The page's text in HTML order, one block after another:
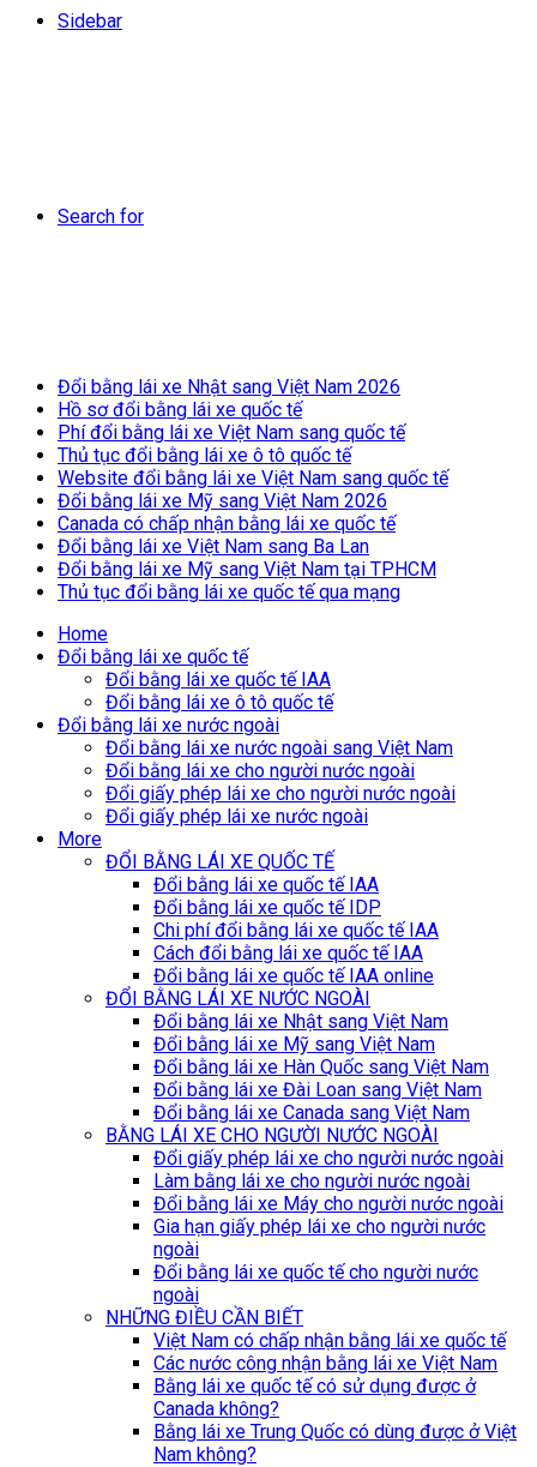
Sidebar
Search for
Đổi bằng lái xe Nhật sang Việt Nam 2026
Hồ sơ đổi bằng lái xe quốc tế
Phí đổi bằng lái xe Việt Nam sang quốc tế
Thủ tục đổi bằng lái xe ô tô quốc tế
Website đổi bằng lái xe Việt Nam sang quốc tế
Đổi bằng lái xe Mỹ sang Việt Nam 2026
Canada có chấp nhận bằng lái xe quốc tế
Đổi bằng lái xe Việt Nam sang Ba Lan
Đổi bằng lái xe Mỹ sang Việt Nam tại TPHCM
Thủ tục đổi bằng lái xe quốc tế qua mạng
Home
Đổi bằng lái xe quốc tế
Đổi bằng lái xe quốc tế IAA
Đổi bằng lái xe ô tô quốc tế
Đổi bằng lái xe nước ngoài
Đổi bằng lái xe nước ngoài sang Việt Nam
Đổi bằng lái xe cho người nước ngoài
Đổi giấy phép lái xe cho người nước ngoài
Đổi giấy phép lái xe nước ngoài
More
ĐỔI BẰNG LÁI XE QUỐC TẾ
Đổi bằng lái xe quốc tế IAA
Đổi bằng lái xe quốc tế IDP
Chi phí đổi bằng lái xe quốc tế IAA
Cách đổi bằng lái xe quốc tế IAA
Đổi bằng lái xe quốc tế IAA online
ĐỔI BẰNG LÁI XE NƯỚC NGOÀI
Đổi bằng lái xe Nhật sang Việt Nam
Đổi bằng lái xe Mỹ sang Việt Nam
Đổi bằng lái xe Hàn Quốc sang Việt Nam
Đổi bằng lái xe Đài Loan sang Việt Nam
Đổi bằng lái xe Canada sang Việt Nam
BẰNG LÁI XE CHO NGƯỜI NƯỚC NGOÀI
Đổi giấy phép lái xe cho người nước ngoài
Làm bằng lái xe cho người nước ngoài
Đổi bằng lái xe Máy cho người nước ngoài
Gia hạn giấy phép lái xe cho người nước
ngoài
Đổi bằng lái xe quốc tế cho người nước
ngoài
NHỮNG ĐIỀU CẦN BIẾT
Việt Nam có chấp nhận bằng lái xe quốc tế
Các nước công nhận bằng lái xe Việt Nam
Bằng lái xe quốc tế có sử dụng được ở
Canada không?
Bằng lái xe Trung Quốc có dùng được ở Việt
Nam không?